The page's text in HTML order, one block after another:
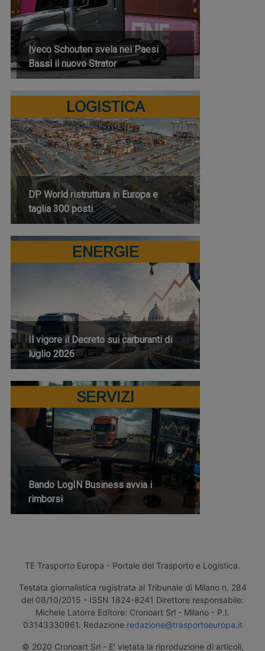
Iveco Schouten svela nei Paesi
Bassi il nuovo Strator
LOGISTICA
DP World ristruttura in Europa e
taglia 300 posti
ENERGIE
Il vigore il Decreto sui carburanti di
luglio 2026
SERVIZI
Bando LogIN Business avvia i
rimborsi
TE Trasporto Europa - Portale del Trasporto e Logistica.
Testata giornalistica registrata al Tribunale di Milano n. 284
del 08/10/2015 - ISSN 1824-8241 Direttore responsabile:
Michele Latorre Editore: Cronoart Srl - Milano - P.I.
03143330961. Redazione redazione@trasportoeuropa.it
© 2020 Cronoart Srl - E' vietata la riproduzione di articoli,